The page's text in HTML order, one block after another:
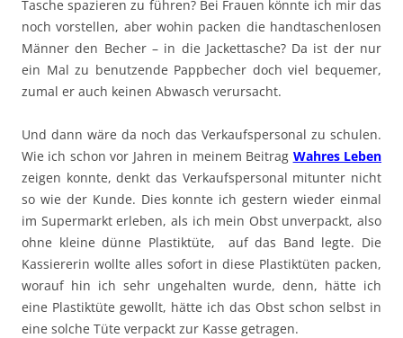
Tasche spazieren zu führen? Bei Frauen könnte ich mir das
noch vorstellen, aber wohin packen die handtaschenlosen
Männer den Becher – in die Jackettasche? Da ist der nur
ein Mal zu benutzende Pappbecher doch viel bequemer,
zumal er auch keinen Abwasch verursacht.
Und dann wäre da noch das Verkaufspersonal zu schulen.
Wie ich schon vor Jahren in meinem Beitrag Wahres Leben
zeigen konnte, denkt das Verkaufspersonal mitunter nicht
so wie der Kunde. Dies konnte ich gestern wieder einmal
im Supermarkt erleben, als ich mein Obst unverpackt, also
ohne kleine dünne Plastiktüte, auf das Band legte. Die
Kassiererin wollte alles sofort in diese Plastiktüten packen,
worauf hin ich sehr ungehalten wurde, denn, hätte ich
eine Plastiktüte gewollt, hätte ich das Obst schon selbst in
eine solche Tüte verpackt zur Kasse getragen.